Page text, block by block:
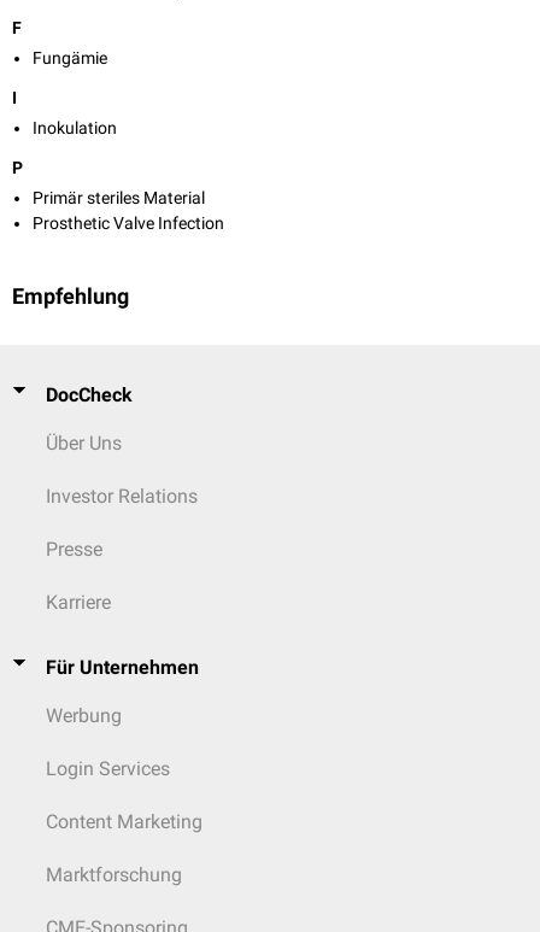
F
Fungämie
I
Inokulation
P
Primär steriles Material
Prosthetic Valve Infection
Empfehlung
DocCheck
Über Uns
Investor Relations
Presse
Karriere
Für Unternehmen
Werbung
Login Services
Content Marketing
Marktforschung